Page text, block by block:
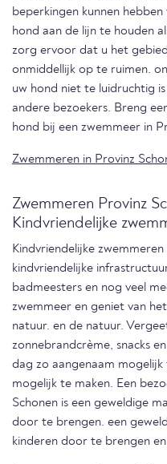
beperkingen kunnen
hond aan de lijn te houden
zorg ervoor dat u het
onmiddellijk op te ruimen.
uw hond niet te luidruchtig
andere bezoekers. Breng
hond bij een zwemmeer in
Zwemmeren in Provinz
Zwemmeren Provinz
Kindvriendelijke
Kindvriendelijke
kindvriendelijke
badmeesters en nog veel
zwemmeer en geniet van
natuur. en de natuur.
zonnebrandcrème, snacks
dag zo aangenaam
mogelijk te maken. Een
Schonen is een geweldige
door te brengen. een
kinderen door te brengen